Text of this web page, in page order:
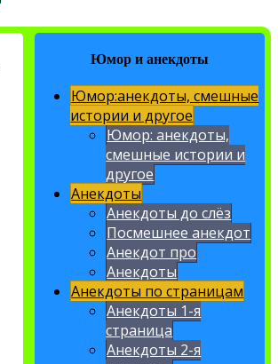
Юмор и анекдоты
Юмор:анекдоты, смешные
истории и другое
Юмор: анекдоты,
смешные истории и
другое
Анекдоты
Анекдоты до слёз
Посмешнее анекдот
Анекдот про
Анекдоты
Анекдоты по страницам
Анекдоты 1-я
страница
Анекдоты 2-я